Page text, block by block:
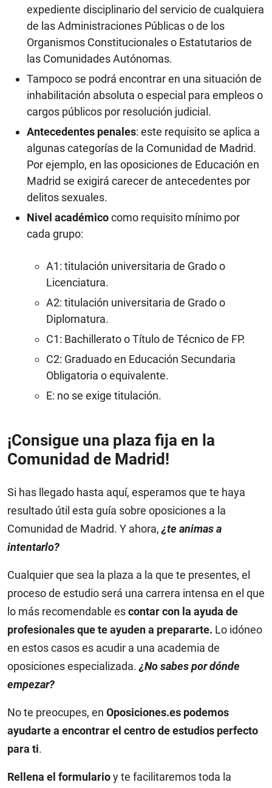
expediente disciplinario del servicio de cualquiera
de las Administraciones Públicas o de los
Organismos Constitucionales o Estatutarios de
las Comunidades Autónomas.
Tampoco se podrá encontrar en una situación de
inhabilitación absoluta o especial para empleos o
cargos públicos por resolución judicial.
Antecedentes penales: este requisito se aplica a
algunas categorías de la Comunidad de Madrid.
Por ejemplo, en las oposiciones de Educación en
Madrid se exigirá carecer de antecedentes por
delitos sexuales.
Nivel académicocomo requisito mínimo por
cada grupo:
A1: titulación universitaria de Grado o
Licenciatura.
A2: titulación universitaria de Grado o
Diplomatura.
C1: Bachillerato o Título de Técnico de FP.
C2: Graduado en Educación Secundaria
Obligatoria o equivalente.
E: no se exige titulación.
¡Consigue una plaza fija en la
Comunidad de Madrid!
Si has llegado hasta aquí, esperamos que te haya
resultado útil esta guía sobre oposiciones a la
Comunidad de Madrid. Y ahora, ¿te animas a
intentarlo?
Cualquier que sea la plaza a la que te presentes, el
proceso de estudio será una carrera intensa en el que
lo más recomendable escontar con la ayuda de
profesionales que te ayuden a prepararte. Lo idóneo
en estos casos es acudir a una academia de
oposiciones especializada. ¿No sabes por dónde
empezar?
No te preocupes, en Oposiciones.es podemos
ayudarte a encontrar el centro de estudios perfecto
para ti.
Rellena el formularioy te facilitaremos toda la